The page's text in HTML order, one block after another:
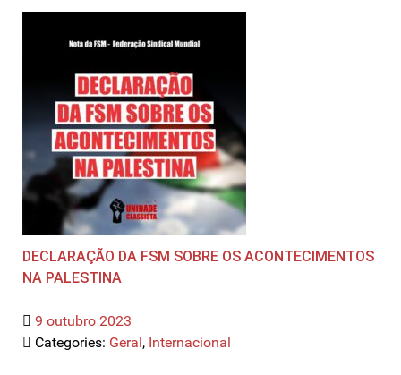
DECLARAÇÃO DA FSM SOBRE OS ACONTECIMENTOS
NA PALESTINA
9 outubro 2023
Categories: Geral, Internacional